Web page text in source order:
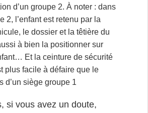
d’un groupe 2. À noter : dans
2, l’enfant est retenu par la
le dossier et la têtière du
à bien la positionner sur
Et la ceinture de sécurité
plus facile à défaire que le
d’un siège groupe 1
si vous avez un doute,